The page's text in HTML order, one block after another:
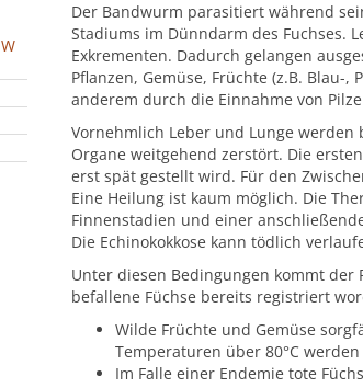
W
Der Bandwurm parasitiert während
Stadiums im Dünndarm des Fuchses.
Exkrementen. Dadurch gelangen
Pflanzen, Gemüse, Früchte (z.B. Blau-
anderem durch die Einnahme von
Vornehmlich Leber und Lunge werden
Organe weitgehend zerstört. Die
erst spät gestellt wird. Für den
Eine Heilung ist kaum möglich. Die
Finnenstadien und einer
Die Echinokokkose kann tödlich
Unter diesen Bedingungen kommt der
befallene Füchse bereits registriert
Wilde Früchte und Gemüse
Temperaturen über 80°C
Im Falle einer Endemie tote